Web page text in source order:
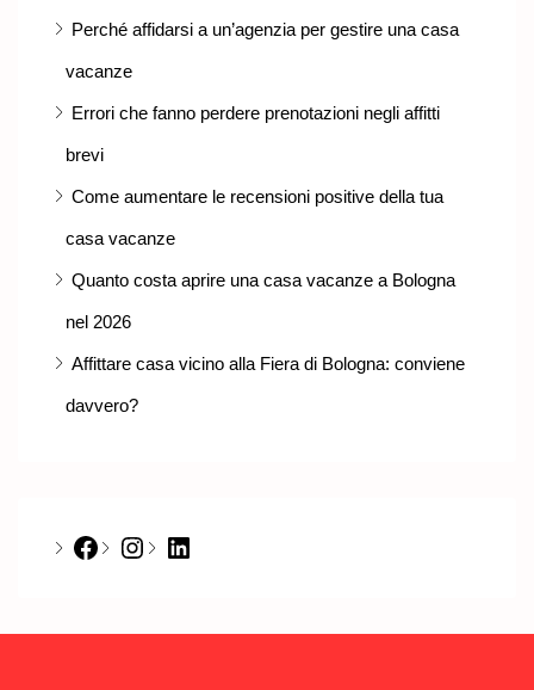
Perché affidarsi a un’agenzia per gestire una casa
vacanze
Errori che fanno perdere prenotazioni negli affitti
brevi
Come aumentare le recensioni positive della tua
casa vacanze
Quanto costa aprire una casa vacanze a Bologna
nel 2026
Affittare casa vicino alla Fiera di Bologna: conviene
davvero?
Facebook
Instagram
LinkedIn